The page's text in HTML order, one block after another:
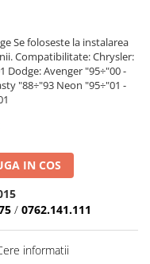
Se foloseste la instalarea
Compatibilitate: Chrysler:
Dodge: Avenger "95÷"00 -
"88÷"93 Neon "95÷"01 -
IN COS
/ 0762.141.111
informatii